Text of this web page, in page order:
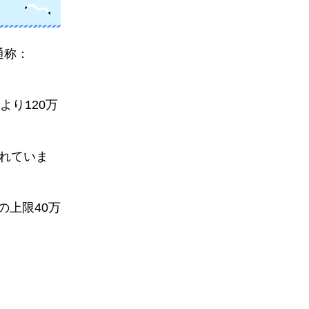
：
り120万
ていま
上限40万